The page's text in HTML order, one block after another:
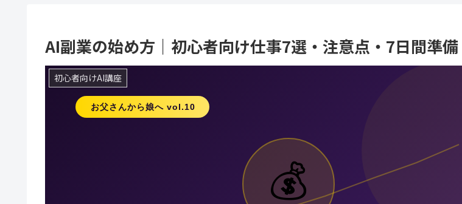
AI副業の始め方｜初心者向け仕事7選・注意点・7日間準備
初心者向けAI講座